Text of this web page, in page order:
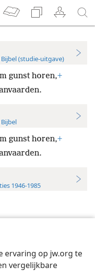
ervaring op jw.org te
vergelijkbare
(studie-uitgave)
gunst horen,+
gunst horen,+
1946-1985